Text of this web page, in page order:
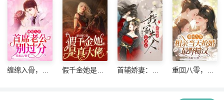
缠绵入骨，首
假千金她是真
首辅娇妻：我
重回八零，相